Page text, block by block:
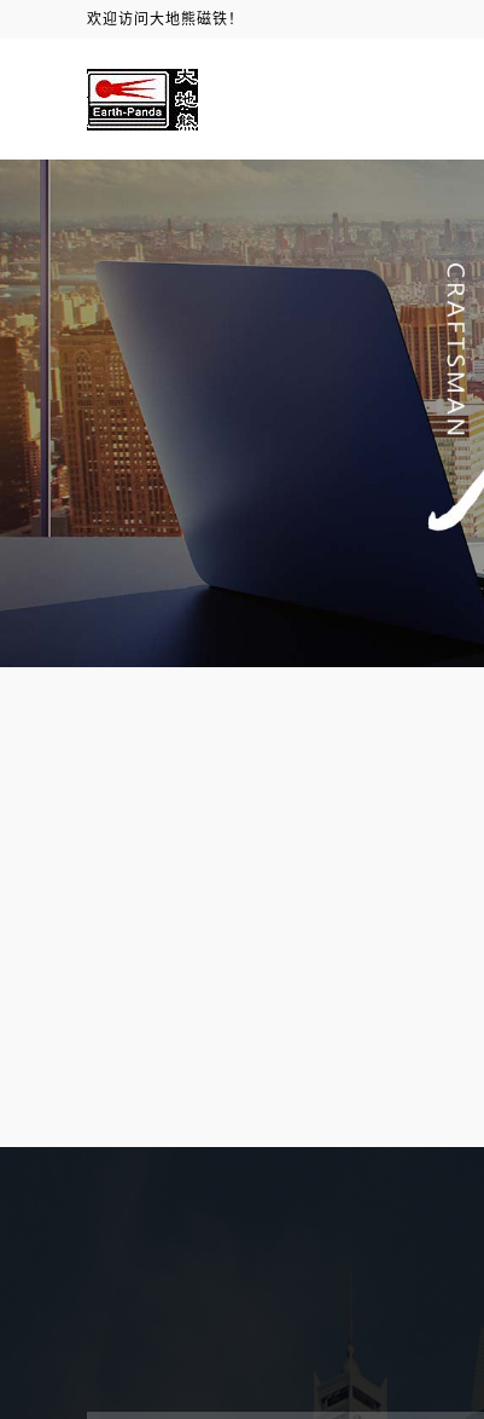
欢迎访问大地熊磁铁！